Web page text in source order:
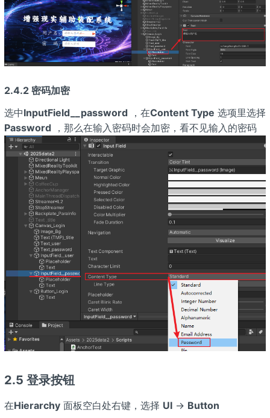
2.4.2 密码加密
选中InputField__password，在Content Type 选项里选择
Password，那么在输入密码时会加密，看不见输入的密码
2.5 登录按钮
在Hierarchy面板空白处右键，选择 UI→ Button